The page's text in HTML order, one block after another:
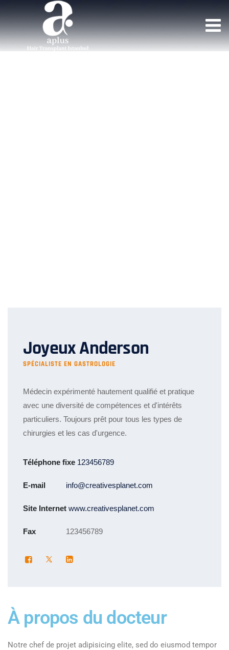
Joyeux Anderson
SPÉCIALISTE EN GASTROLOGIE
Médecin expérimenté hautement qualifié et pratique
avec une diversité de compétences et d'intérêts
particuliers. Toujours prêt pour tous les types de
chirurgies et les cas d'urgence.
Téléphone fixe 123456789
E-mail info@creativesplanet.com
Site Internet www.creativesplanet.com
Fax 123456789
À propos du docteur
Notre chef de projet adipisicing elite, sed do eiusmod tempor